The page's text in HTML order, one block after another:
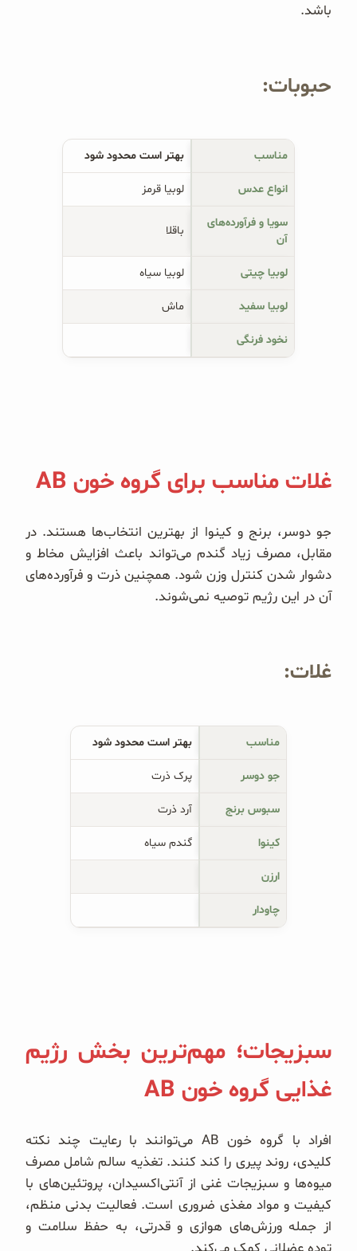
باشد.
حبوبات:
مناسب‌ بهتر است محدود شود
انواع عدس لوبیا قرمز
سویا و فرآورده‌های
آن
باقلا
لوبیا چیتی لوبیا سیاه
لوبیا سفید ماش
نخود فرنگی
غلات مناسب برای گروه خون AB
جو دوسر، برنج و کینوا از بهترین انتخاب‌ها هستند. در
مقابل، مصرف زیاد گندم می‌تواند باعث افزایش مخاط و
دشوار شدن کنترل وزن شود. همچنین ذرت و فرآورده‌های
آن در این رژیم توصیه نمی‌شوند.
غلات:
مناسب بهتر است محدود شود
جو دوسر پرک ذرت
سبوس برنج آرد ذرت
کینوا گندم سیاه
ارزن
چاودار
سبزیجات؛ مهم‌ترین بخش رژیم
غذایی گروه خون AB
افراد با گروه خون AB می‌توانند با رعایت چند نکته
کلیدی، روند پیری را کند کنند. تغذیه سالم شامل مصرف
میوه‌ها و سبزیجات غنی از آنتی‌اکسیدان، پروتئین‌های با
کیفیت و مواد مغذی ضروری است. فعالیت بدنی منظم،
از جمله ورزش‌های هوازی و قدرتی، به حفظ سلامت و